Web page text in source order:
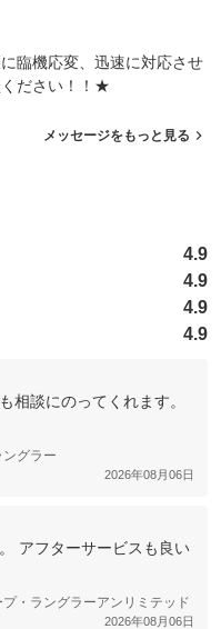
臨機応変、迅速に対応させ
ください！！★
メッセージをもっと見る
）
4.9
4.9
4.9
4.9
相談にのってくれます。
グラー
2026年08月06日
アフターサービスも良い
・ラングラーアンリミテッド
2026年08月06日